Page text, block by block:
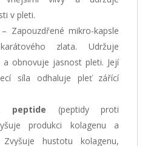
v pleti.
Zapouzdřené mikro-kapsle
zlata. Udržuje
obnovuje jasnost pleti. Její
síla odhaluje pleť zářící
peptide (peptidy proti
produkci kolagenu a
Zvyšuje hustotu kolagenu,